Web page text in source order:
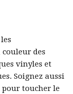
des
vinyles et
Soignez aussi
toucher le